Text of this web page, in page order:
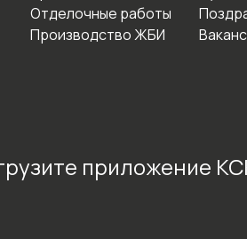
Отделочные работы
Производство ЖБИ
приложение